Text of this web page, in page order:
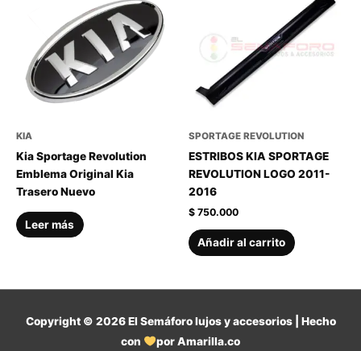
KIA
Kia Sportage Revolution
Emblema Original Kia
Trasero Nuevo
Leer más
SPORTAGE REVOLUTION
ESTRIBOS KIA SPORTAGE
REVOLUTION LOGO 2011-
2016
$ 750.000
Añadir al carrito
Copyright © 2026El Semáforo lujos y accesorios| Hecho
con
por Amarilla.co